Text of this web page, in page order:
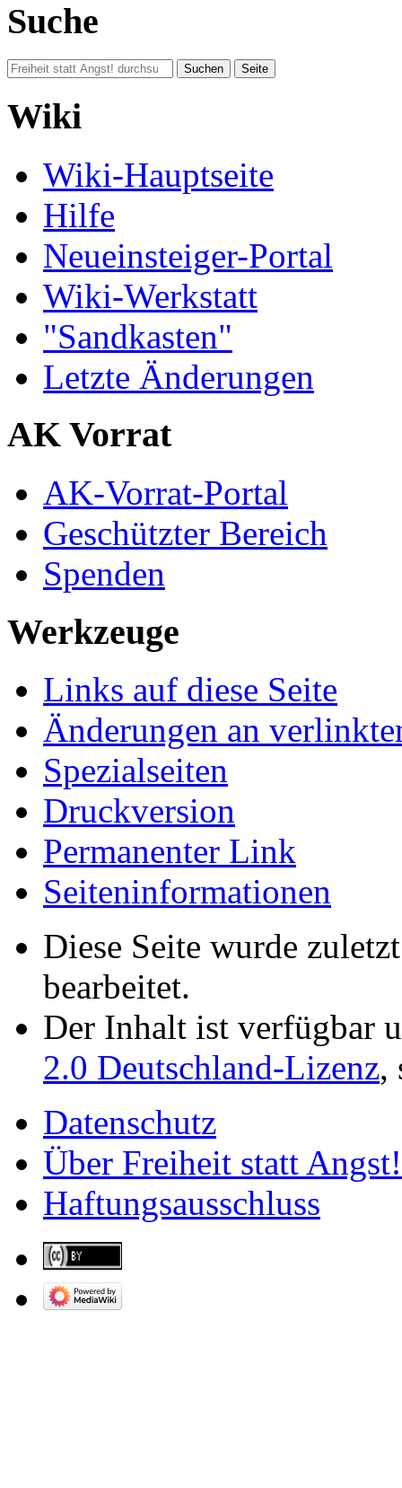
Suche
Wiki
Wiki-Hauptseite
Hilfe
Neueinsteiger-Portal
Wiki-Werkstatt
"Sandkasten"
Letzte Änderungen
AK Vorrat
AK-Vorrat-Portal
Geschützter Bereich
Spenden
Werkzeuge
Links auf diese Seite
Änderungen an
Spezialseiten
Druckversion
Permanenter Link
Seiten­­informationen
Diese Seite wurde
bearbeitet.
Der Inhalt ist verfügbar
2.0 Deutschland-Lizenz,
Datenschutz
Über Freiheit statt Angst!
Haftungsausschluss